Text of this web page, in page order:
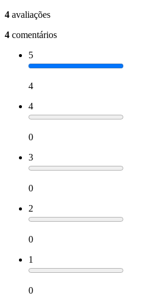
4 avaliações
4 comentários
5
4
4
0
3
0
2
0
1
0